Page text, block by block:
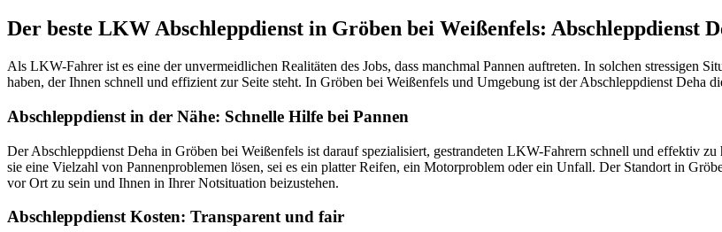
Der beste LKW Abschleppdienst in Gröben bei Weißenfels: Abschleppdienst
Als LKW-Fahrer ist es eine der unvermeidlichen Realitäten des Jobs, dass manchmal Pannen auftreten. In solchen stressigen
haben, der Ihnen schnell und effizient zur Seite steht. In Gröben bei Weißenfels und Umgebung ist der Abschleppdienst Deha
Abschleppdienst in der Nähe: Schnelle Hilfe bei Pannen
Der Abschleppdienst Deha in Gröben bei Weißenfels ist darauf spezialisiert, gestrandeten LKW-Fahrern schnell und effektiv
sie eine Vielzahl von Pannenproblemen lösen, sei es ein platter Reifen, ein Motorproblem oder ein Unfall. Der Standort in
vor Ort zu sein und Ihnen in Ihrer Notsituation beizustehen.
Abschleppdienst Kosten: Transparent und fair